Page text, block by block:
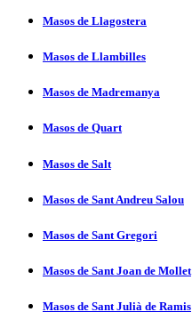
Masos de Llagostera
Masos de Llambilles
Masos de Madremanya
Masos de Quart
Masos de Salt
Masos de Sant Andreu Salou
Masos de Sant Gregori
Masos de Sant Joan de Mollet
Masos de Sant Julià de Ramis